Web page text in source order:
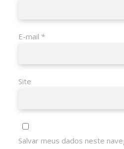
E-mail *
Site
Salvar meus dados neste